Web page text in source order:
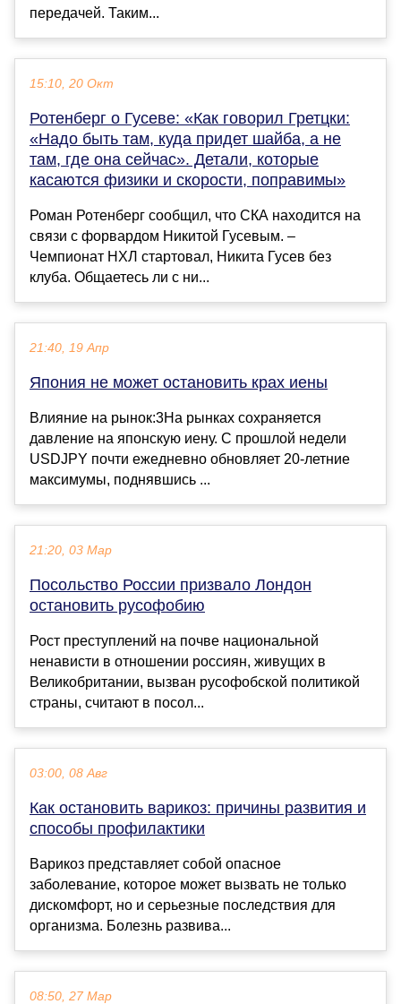
передачей. Таким...
15:10, 20 Окт
Ротенберг о Гусеве: «Как говорил Гретцки:
«Надо быть там, куда придет шайба, а не
там, где она сейчас». Детали, которые
касаются физики и скорости, поправимы»
Роман Ротенберг сообщил, что СКА находится на
связи с форвардом Никитой Гусевым. –
Чемпионат НХЛ стартовал, Никита Гусев без
клуба. Общаетесь ли с ни...
21:40, 19 Апр
Япония не может остановить крах иены
Влияние на рынок:3На рынках сохраняется
давление на японскую иену. С прошлой недели
USDJPY почти ежедневно обновляет 20-летние
максимумы, поднявшись ...
21:20, 03 Мар
Посольство России призвало Лондон
остановить русофобию
Рост преступлений на почве национальной
ненависти в отношении россиян, живущих в
Великобритании, вызван русофобской политикой
страны, считают в посол...
03:00, 08 Авг
Как остановить варикоз: причины развития и
способы профилактики
Варикоз представляет собой опасное
заболевание, которое может вызвать не только
дискомфорт, но и серьезные последствия для
организма. Болезнь развива...
08:50, 27 Мар